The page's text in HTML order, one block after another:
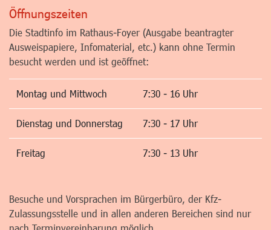
Öffnungszeiten
Die Stadtinfo im Rathaus-Foyer (Ausgabe beantragter
Ausweispapiere, Infomaterial, etc.) kann ohne Termin
besucht werden und ist geöffnet:
Montag und Mittwoch 7:30 - 16 Uhr
Dienstag und Donnerstag 7:30 - 17 Uhr
Freitag 7:30 - 13 Uhr
Besuche und Vorsprachen im Bürgerbüro, der Kfz-
Zulassungsstelle und in allen anderen Bereichen sind nur
nach Terminvereinbarung möglich.